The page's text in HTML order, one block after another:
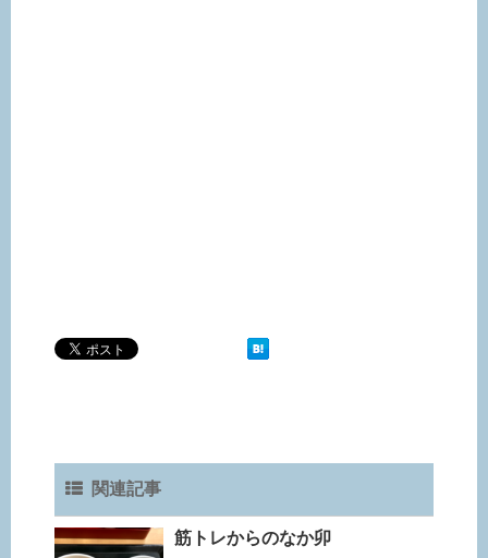
関連記事
筋トレからのなか卯